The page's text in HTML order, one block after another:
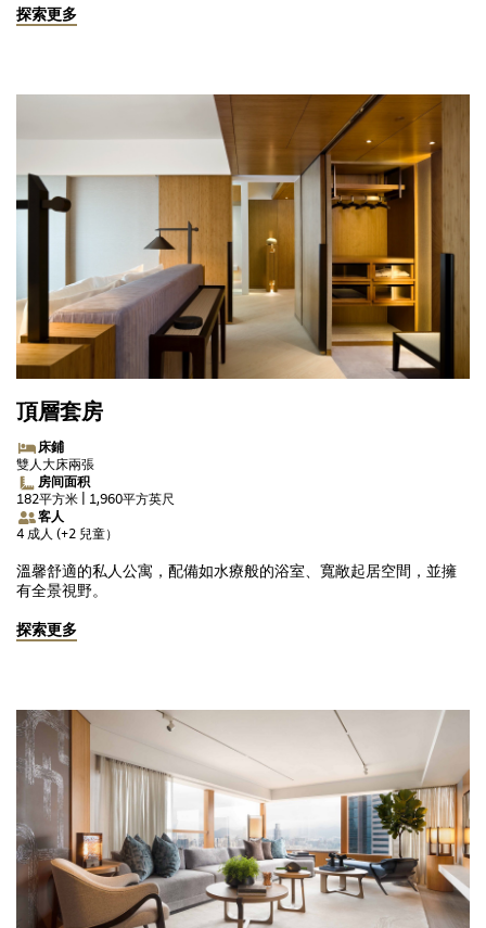
探索更多
頂層套房
床鋪
雙人大床兩張
房间面积
182平方米 | 1,960平方英尺
客人
4 成人 (+2 兒童）
溫馨舒適的私人公寓，配備如水療般的浴室、寬敞起居空間，並擁
有全景視野。
探索更多